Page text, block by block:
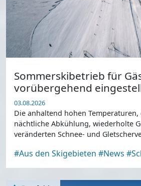
Sommerskibetrieb für
vorübergehend
03.08.2026
Die anhaltend hohen
nächtliche Abkühlung, wiederholte
veränderten Schnee- und
für Gäste derzeit nicht mehr zu.
#Aus den Skigebieten #News